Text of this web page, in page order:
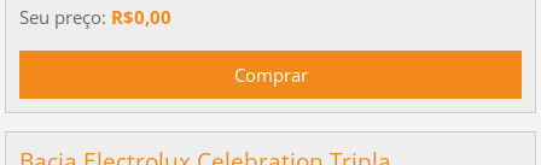
Seu preço: R$0,00